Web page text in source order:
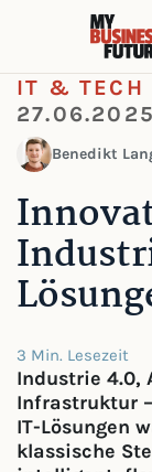
IT & TECH
27.06.2025
Benedikt
3 Min. Lesezeit
Industrie 4.0,
Infrastruktur
IT-Lösungen
klassische